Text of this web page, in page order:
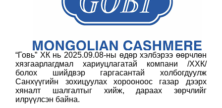
“Говь” ХК нь 2025.09.08-ны өдөр хэлбэрээ өөрчлөн
хязгаарлагдмал хариуцлагатай компани /ХХК/
болох шийдвэр гаргасантай холбогдуулж
Санхүүгийн зохицуулах хорооноос газар дээрх
хяналт шалгалтыг хийж, дараах зөрчлийг
илрүүлсэн байна.